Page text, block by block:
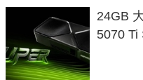
24GB
5070 Ti